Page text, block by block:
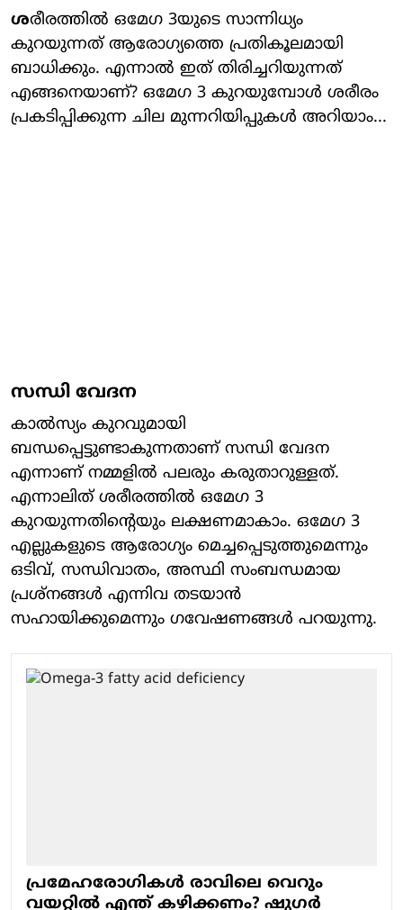
ശരീരത്തില്‍ ഒമേഗ 3യുടെ സാന്നിധ്യം
കുറയുന്നത് ആരോഗ്യത്തെ പ്രതികൂലമായി
ബാധിക്കും. എന്നാല്‍ ഇത് തിരിച്ചറിയുന്നത്
എങ്ങനെയാണ്? ഒമേഗ 3 കുറയുമ്പോള്‍ ശരീരം
പ്രകടിപ്പിക്കുന്ന ചില മുന്നറിയിപ്പുകള്‍ അറിയാം...
സന്ധി വേദന
കാല്‍സ്യം കുറവുമായി
ബന്ധപ്പെട്ടുണ്ടാകുന്നതാണ് സന്ധി വേദന
എന്നാണ് നമ്മളില്‍ പലരും കരുതാറുള്ളത്.
എന്നാലിത് ശരീരത്തില്‍ ഒമേഗ 3
കുറയുന്നതിന്റെയും ലക്ഷണമാകാം. ഒമേഗ 3
എല്ലുകളുടെ ആരോഗ്യം മെച്ചപ്പെടുത്തുമെന്നും
ഒടിവ്, സന്ധിവാതം, അസ്ഥി സംബന്ധമായ
പ്രശ്‌നങ്ങള്‍ എന്നിവ തടയാന്‍
സഹായിക്കുമെന്നും ഗവേഷണങ്ങള്‍ പറയുന്നു.
പ്രമേഹരോ​ഗി​കൾ രാവിലെ വെറും
വയറ്റിൽ എന്ത് കഴിക്കണം? ഷു​ഗർ